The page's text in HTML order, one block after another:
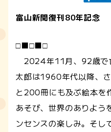
富山新聞復刊80年記念
□■□■□
2024年11月、92歳で
太郎は1960年代以降、
と200冊にも及ぶ絵本を
あそび、世界のありよう
ンセンスの楽しみ。そし